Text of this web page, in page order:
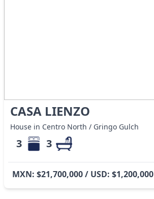
CASA LIENZO
House in Centro North / Gringo Gulch
3 3
MXN: $21,700,000 / USD: $1,200,000